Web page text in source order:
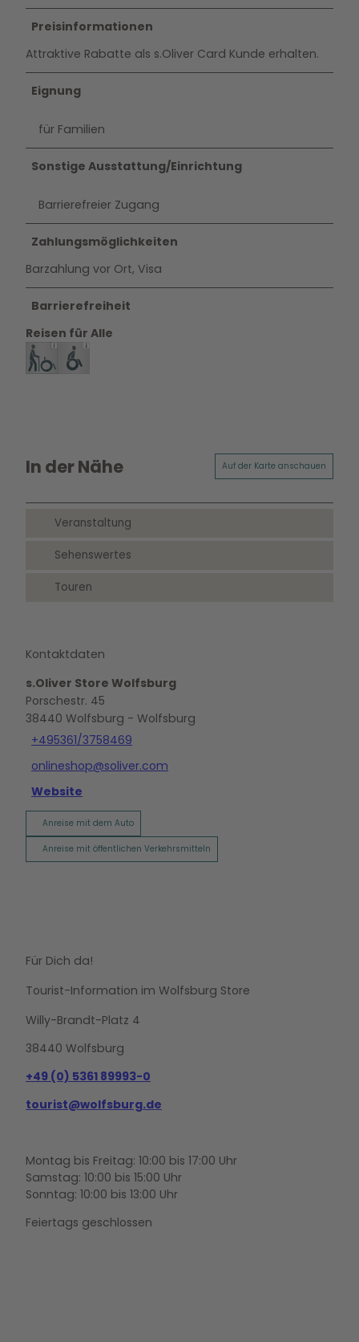
Preisinformationen
Attraktive Rabatte als s.Oliver Card Kunde erhalten.
Eignung
für Familien
Sonstige Ausstattung/Einrichtung
Barrierefreier Zugang
Zahlungsmöglichkeiten
Barzahlung vor Ort, Visa
Barrierefreiheit
Reisen für Alle
In der Nähe Auf der Karte anschauen
Veranstaltung
Sehenswertes
Touren
Kontaktdaten
s.Oliver Store Wolfsburg
Porschestr. 45
38440 Wolfsburg - Wolfsburg
+495361/3758469
onlineshop@soliver.com
Website
Anreise mit dem Auto
Anreise mit öffentlichen Verkehrsmitteln
Für Dich da!
Tourist-Information im Wolfsburg Store
Willy-Brandt-Platz 4
38440 Wolfsburg
+49 (0) 5361 89993-0
tourist@wolfsburg.de
Montag bis Freitag: 10:00 bis 17:00 Uhr
Samstag: 10:00 bis 15:00 Uhr
Sonntag: 10:00 bis 13:00 Uhr
Feiertags geschlossen